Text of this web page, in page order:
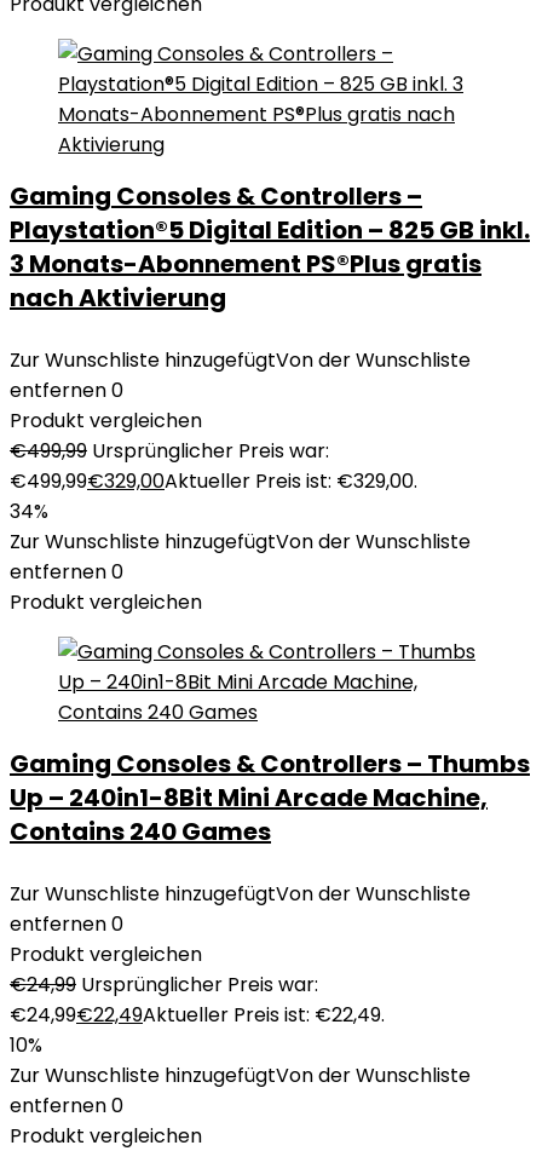
Gaming Consoles & Controllers –
Playstation®5 Digital Edition – 825 GB inkl.
3 Monats-Abonnement PS®Plus gratis
nach Aktivierung
Zur Wunschliste hinzugefügtVon der Wunschliste
entfernen0
Produkt vergleichen
€499,99 Ursprünglicher Preis war:
€499,99€329,00Aktueller Preis ist: €329,00.
34%
Zur Wunschliste hinzugefügtVon der Wunschliste
entfernen0
Produkt vergleichen
Gaming Consoles & Controllers – Thumbs
Up – 240in1-8Bit Mini Arcade Machine,
Contains 240 Games
Zur Wunschliste hinzugefügtVon der Wunschliste
entfernen0
Produkt vergleichen
€24,99 Ursprünglicher Preis war:
€24,99€22,49Aktueller Preis ist: €22,49.
10%
Zur Wunschliste hinzugefügtVon der Wunschliste
entfernen0
Produkt vergleichen